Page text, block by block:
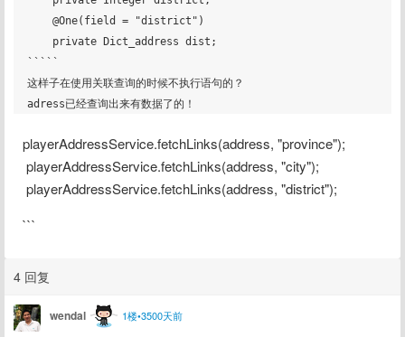
`````
这样子在使用关联查询的时候不执行语句的？
playerAddressService.fetchLinks(address, "province");
playerAddressService.fetchLinks(address, "city");
playerAddressService.fetchLinks(address, "district");
```
4 回复
wendal 1楼•3500天前